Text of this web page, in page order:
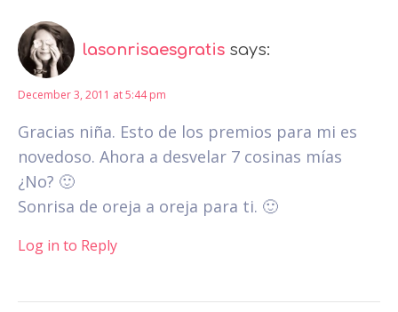
lasonrisaesgratis says:
December 3, 2011 at 5:44 pm
Gracias niña. Esto de los premios para mi es
novedoso. Ahora a desvelar 7 cosinas mías
¿No? 🙂
Sonrisa de oreja a oreja para ti. 🙂
Log in to Reply